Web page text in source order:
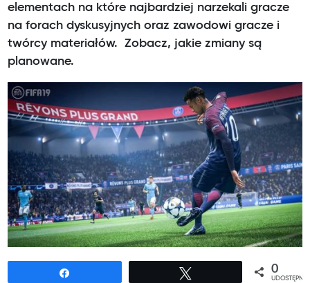
elementach na które najbardziej narzekali gracze
na forach dyskusyjnych oraz zawodowi gracze i
twórcy materiałów. Zobacz, jakie zmiany są
planowane.
0